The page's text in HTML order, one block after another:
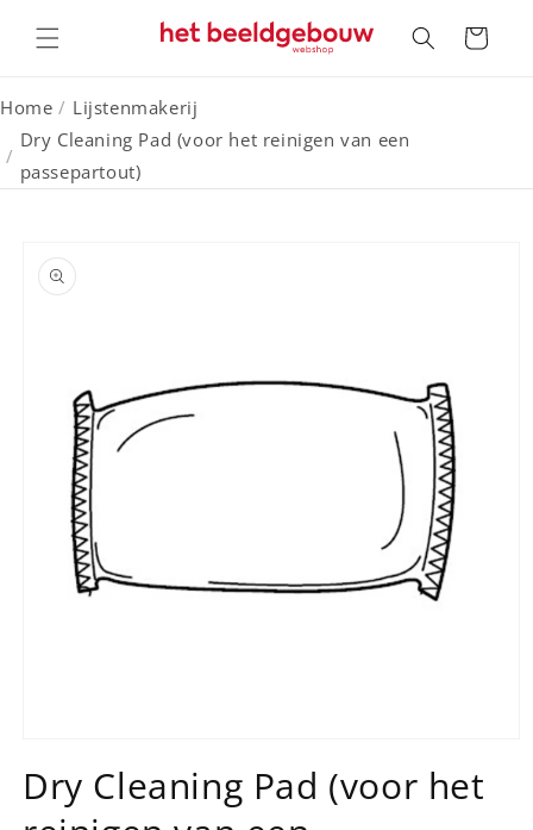
naar de
content
Winkelwagen
Home / Lijstenmakerij
/
Dry Cleaning Pad (voor het reinigen van een
passepartout)
direct naar
openen
in
modaal
Dry Cleaning Pad (voor het